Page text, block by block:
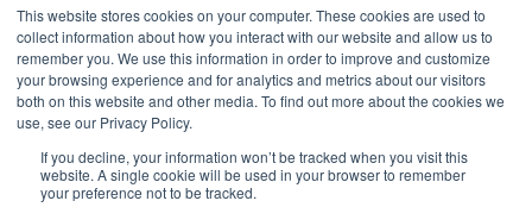
This website stores cookies on your computer. These cookies are used to
collect information about how you interact with our website and allow us to
remember you. We use this information in order to improve and customize
your browsing experience and for analytics and metrics about our visitors
both on this website and other media. To find out more about the cookies we
use, see our Privacy Policy.
If you decline, your information won’t be tracked when you visit this
website. A single cookie will be used in your browser to remember
your preference not to be tracked.
Datenschutzrichtlinie
© 2026 ServicePower. Alle Rechte vorbehalten. Marken, Logos
und Handelsnamen Dritter, die auf der Website erscheinen, sind
Eigentum der jeweiligen Inhaber.